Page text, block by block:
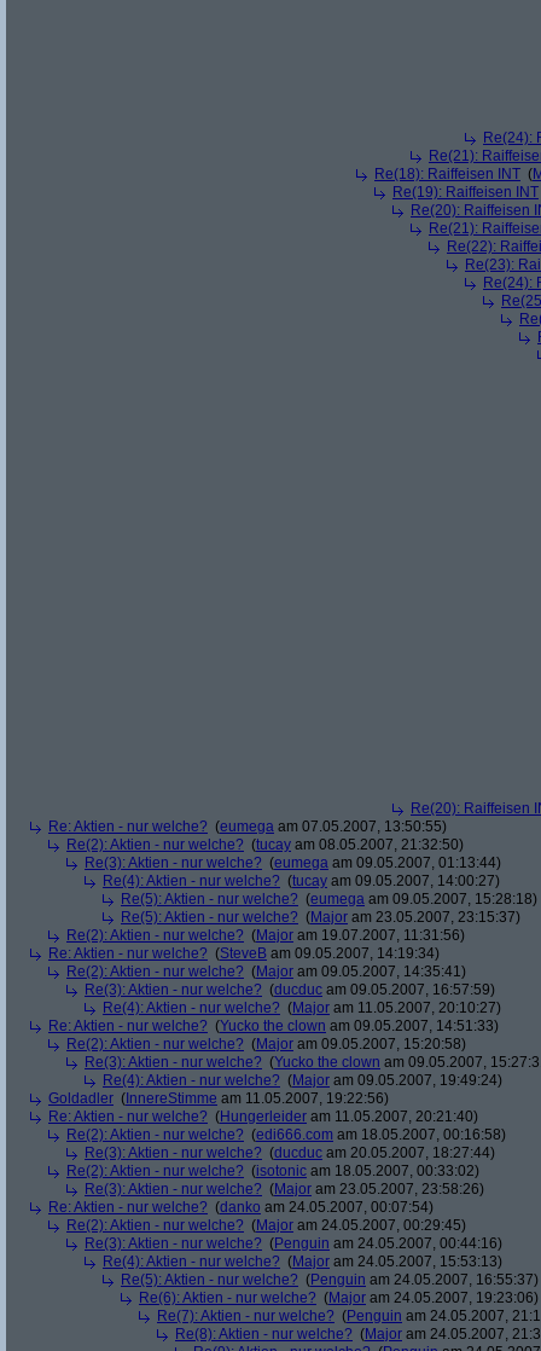
Re(24):
Re(21):
Re(18): Raiffeisen INT (
Re(19): Raiffeisen INT
Re(20): Raiffeisen
Re(21):
Re(22):
Re(23):
Re(24):
Re(20): Raiffeisen
Re: Aktien - nur welche? (eumega am 07.05.2007, 13:50:55)
Re(2): Aktien - nur welche? (tucay am 08.05.2007, 21:32:50)
Re(3): Aktien - nur welche? (eumega am 09.05.2007, 01:13:44)
Re(4): Aktien - nur welche? (tucay am 09.05.2007, 14:00:27)
Re(5): Aktien - nur welche? (eumega am 09.05.2007, 15:28:18)
Re(5): Aktien - nur welche? (Major am 23.05.2007, 23:15:37)
Re(2): Aktien - nur welche? (Major am 19.07.2007, 11:31:56)
Re: Aktien - nur welche? (SteveB am 09.05.2007, 14:19:34)
Re(2): Aktien - nur welche? (Major am 09.05.2007, 14:35:41)
Re(3): Aktien - nur welche? (ducduc am 09.05.2007, 16:57:59)
Re(4): Aktien - nur welche? (Major am 11.05.2007, 20:10:27)
Re: Aktien - nur welche? (Yucko the clown am 09.05.2007, 14:51:33)
Re(2): Aktien - nur welche? (Major am 09.05.2007, 15:20:58)
Re(3): Aktien - nur welche? (Yucko the clown am 09.05.2007,
Re(4): Aktien - nur welche? (Major am 09.05.2007, 19:49:24)
Goldadler ( InnereStimme am 11.05.2007, 19:22:56)
Re: Aktien - nur welche? (Hungerleider am 11.05.2007, 20:21:40)
Re(2): Aktien - nur welche? (edi666.com am 18.05.2007, 00:16:58)
Re(3): Aktien - nur welche? (ducduc am 20.05.2007, 18:27:44)
Re(2): Aktien - nur welche? (isotonic am 18.05.2007, 00:33:02)
Re(3): Aktien - nur welche? (Major am 23.05.2007, 23:58:26)
Re: Aktien - nur welche? (danko am 24.05.2007, 00:07:54)
Re(2): Aktien - nur welche? (Major am 24.05.2007, 00:29:45)
Re(3): Aktien - nur welche? (Penguin am 24.05.2007, 00:44:16)
Re(4): Aktien - nur welche? (Major am 24.05.2007, 15:53:13)
Re(5): Aktien - nur welche? (Penguin am 24.05.2007, 16:55:37)
Re(6): Aktien - nur welche? (Major am 24.05.2007, 19:23:06)
Re(7): Aktien - nur welche? (Penguin am 24.05.2007,
Re(8): Aktien - nur welche? (Major am 24.05.2007,